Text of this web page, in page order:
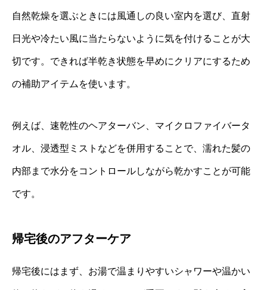
自然乾燥を選ぶときには風通しの良い室内を選び、直射
日光や冷たい風に当たらないように気を付けることが大
切です。できれば半乾き状態を早めにクリアにするため
の補助アイテムを使います。
例えば、速乾性のヘアターバン、マイクロファイバータ
オル、浸透型ミストなどを併用することで、濡れた髪の
内部まで水分をコントロールしながら乾かすことが可能
です。
帰宅後のアフターケア
帰宅後にはまず、お湯で温まりやすいシャワーや温かい